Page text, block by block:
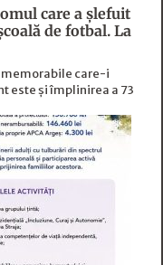
care a șlefuit
de fotbal. La
care-i
este și împlinirea a 73